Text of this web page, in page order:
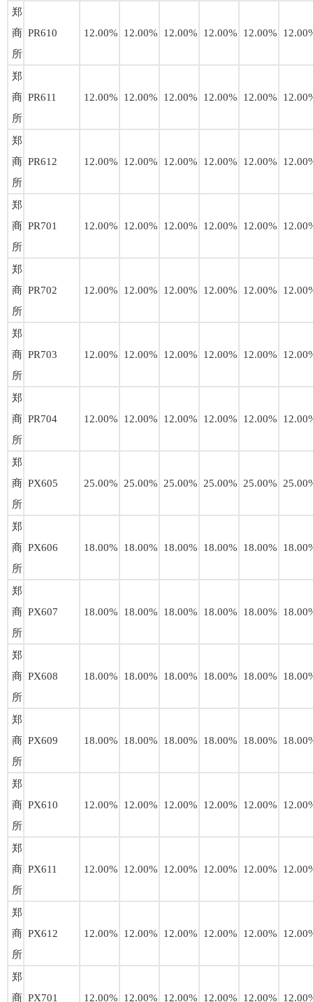
郑
商
所
PR610 12.00% 12.00% 12.00% 12.00% 12.00%
郑
商
所
PR611 12.00% 12.00% 12.00% 12.00% 12.00%
郑
商
所
PR612 12.00% 12.00% 12.00% 12.00% 12.00%
郑
商
所
PR701 12.00% 12.00% 12.00% 12.00% 12.00%
郑
商
所
PR702 12.00% 12.00% 12.00% 12.00% 12.00%
郑
商
所
PR703 12.00% 12.00% 12.00% 12.00% 12.00%
郑
商
所
PR704 12.00% 12.00% 12.00% 12.00% 12.00%
郑
商
所
PX605 25.00% 25.00% 25.00% 25.00% 25.00%
郑
商
所
PX606 18.00% 18.00% 18.00% 18.00% 18.00%
郑
商
所
PX607 18.00% 18.00% 18.00% 18.00% 18.00%
郑
商
所
PX608 18.00% 18.00% 18.00% 18.00% 18.00%
郑
商
所
PX609 18.00% 18.00% 18.00% 18.00% 18.00%
郑
商
所
PX610 12.00% 12.00% 12.00% 12.00% 12.00%
郑
商
所
PX611 12.00% 12.00% 12.00% 12.00% 12.00%
郑
商
所
PX612 12.00% 12.00% 12.00% 12.00% 12.00%
郑
商 PX701 12.00% 12.00% 12.00% 12.00% 12.00%